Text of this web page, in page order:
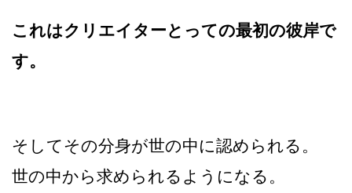
これはクリエイターとっての最初の彼岸で
す。
そしてその分身が世の中に認められる。
世の中から求められるようになる。